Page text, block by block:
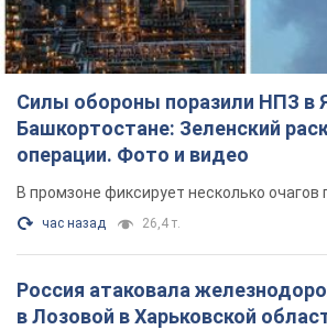
Силы обороны поразили НПЗ в
Башкортостане: Зеленский
операции. Фото и видео
В промзоне фиксирует несколько очагов
час назад 26,4 т.
Россия атаковала
в Лозовой в Харьковской